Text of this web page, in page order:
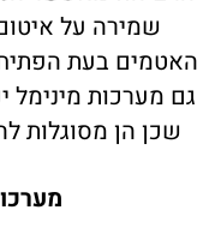
שמירה על
האטמים בעת
גם מערכות מינימל
שכן הן מסוגלות